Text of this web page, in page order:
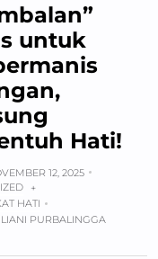
untuk
Hati!
12, 2025
+
HATI
PURBALINGGA